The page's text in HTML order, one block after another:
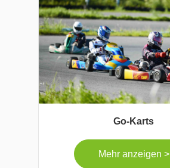
Go-Karts
Mehr anzeigen >